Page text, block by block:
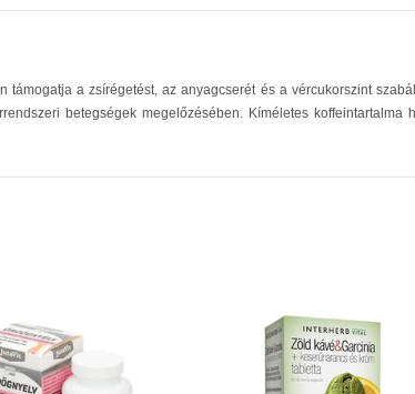
támogatja a zsírégetést, az anyagcserét és a vércukorszint
betegségek megelőzésében. Kíméletes koffeintartalma